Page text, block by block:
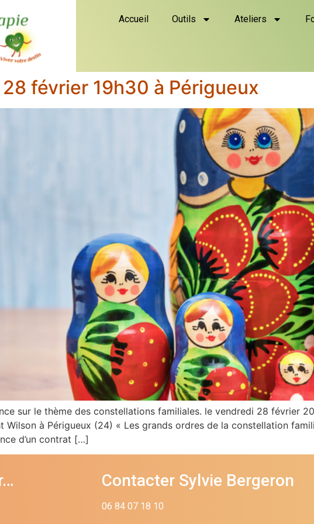
Accueil Outils Ateliers
février 19h30 à Périgueux
sur le thème des constellations familiales. le vendredi 28 février
Wilson à Périgueux (24) « Les grands ordres de la constellation
d’un contrat […]
Contacter Sylvie Bergeron
06 84 07 18 10